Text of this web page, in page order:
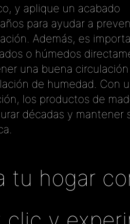
y aplique un acabado
para ayudar a
Además, es
o húmedos
una buena
de humedad. Con
los productos de
décadas y mantener
tu hogar